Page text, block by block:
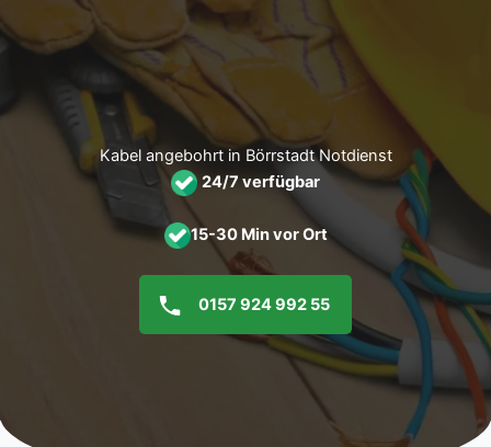
Inhalt
Kabel angebohrt in Börrstadt Notdienst
24/7 verfügbar
15-30 Min vor Ort
0157 924 992 55